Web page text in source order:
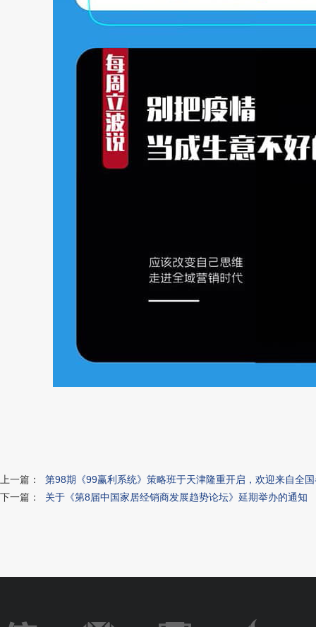
上一篇： 第98期《99赢利系统》策略班于天津隆重开启，欢迎来自全
下一篇： 关于《第8届中国家居经销商发展趋势论坛》延期举办的通知